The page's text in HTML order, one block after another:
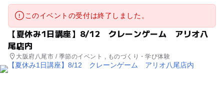
このイベントの受付は終了しました。
【夏休み1日講座】8/12 クレーンゲーム アリオ八
尾店内
大阪府八尾市 / 季節のイベント , ものづくり・学び体験